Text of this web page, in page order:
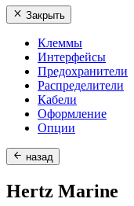
Закрыть
Клеммы
Интерфейсы
Предохранители
Распределители
Кабели
Оформление
Опции
назад
Hertz Marine